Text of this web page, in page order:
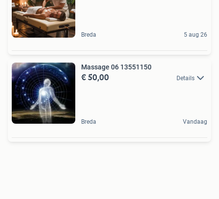
Breda 5 aug 26
Massage 06 13551150
€ 50,00 Details
Breda Vandaag